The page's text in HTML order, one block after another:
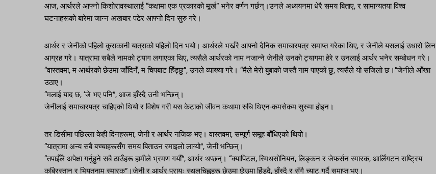
आज, आर्थरले आफ्नो किशोरावस्थालाई “कक्षामा एक प्रकारको मूर्ख” भनेर वर्णन गर्छन्।उनले अध्ययनमा धेरै समय बिताए, र सामान्यतया विश्व
घटनाहरूको बारेमा जान्न अखबार पढेर आफ्नो दिन सुरु गरे।
आर्थर र जेनीको पहिलो कुराकानी यात्राको पहिलो दिन भयो। आर्थरले भर्खरै आफ्नो दैनिक समाचारपत्र समाप्त गरेका थिए, र जेनीले यसलाई उधारो लिन
आग्रह गरे। यात्रामा सबैले नामको ट्याग लगाएका थिए, त्यसैले आर्थरको नाम नजान्ने जेनीले उनको ट्यागमा हेरे र उनलाई आर्थर भनेर सम्बोधन गरे।
“वास्तवमा, म आर्थरको छेउमा जाँदिनँ, म चिपबाट हिँड्छु”, उनले व्याख्या गरे। “मैले मेरो बुबाको जस्तै नाम पाएको छु, त्यसैले यो सजिलो छ।”जेनीले आँखा
उठाए।
“मलाई याद छ, ‘जे भए पनि”, आज हाँस्दै उनी भन्छिन्।
जेनीलाई समाचारपत्र चाहिएको थियो र विशेष गरी यस केटाको जीवन कथामा रुचि थिएन-कमसेकम सुरुमा होइन।
तर डिसीमा पछिल्ला केही दिनहरूमा, जेनी र आर्थर नजिक भए। वास्तवमा, सम्पूर्ण समूह बाँधिएको थियो।
“यात्रामा अन्य सबै बच्चाहरूसँग समय बिताउन रमाइलो लाग्यो”, जेनी भन्छिन्।
“तपाईँले अपेक्षा गर्नुहुने सबै ठाउँहरू हामीले भ्रमण गर्यौँ”, आर्थर थप्छन्। “क्यापिटल, स्मिथसोनियन, लिङ्कन र जेफर्सन स्मारक, आर्लिंगटन राष्ट्रिय
कब्रिस्तान र भियतनाम स्मारक”।जेनी र आर्थर प्रायः स्थलचिह्नहरू छेउमा छेउमा हिंड्दै, हाँस्दै र सँगै च्याट गर्दै समाप्त भए।